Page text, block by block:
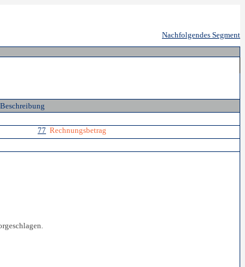
Nachfolgendes Segment
Beschreibung
77 Rechnungsbetrag